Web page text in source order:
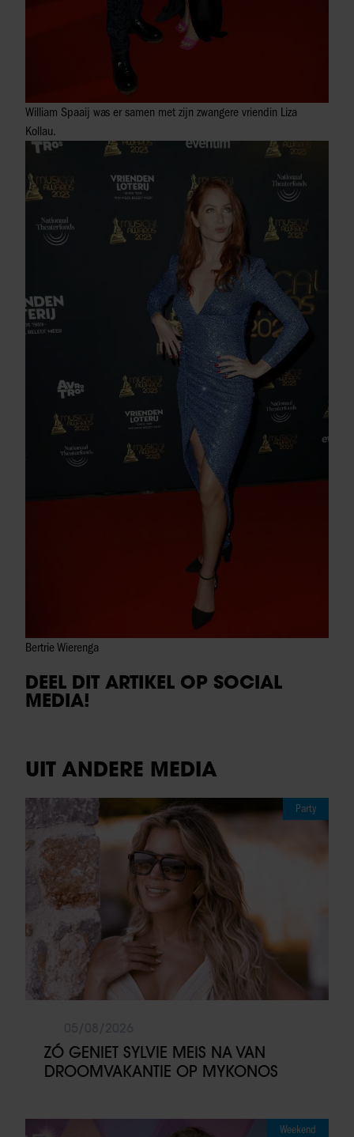
William Spaaij was er samen met zijn zwangere vriendin Liza
Kollau.
Bertrie Wierenga
DEEL DIT ARTIKEL OP SOCIAL
MEDIA!
UIT ANDERE MEDIA
Party
ZÓ GENIET SYLVIE MEIS NA VAN
DROOMVAKANTIE OP MYKONOS
Weekend